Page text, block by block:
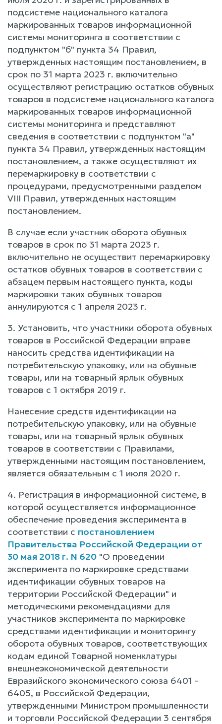
подсистеме национального каталога
маркированных товаров информационной
системы мониторинга в соответствии с
подпунктом "б" пункта 34 Правил,
утвержденных настоящим постановлением, в
срок по 31 марта 2023 г. включительно
осуществляют регистрацию остатков обувных
товаров в подсистеме национального каталога
маркированных товаров информационной
системы мониторинга и представляют
сведения в соответствии с подпунктом "а"
пункта 34 Правил, утвержденных настоящим
постановлением, а также осуществляют их
перемаркировку в соответствии с
процедурами, предусмотренными разделом
VIII Правил, утвержденных настоящим
постановлением.
В случае если участник оборота обувных
товаров в срок по 31 марта 2023 г.
включительно не осуществит перемаркировку
остатков обувных товаров в соответствии с
абзацем первым настоящего пункта, коды
маркировки таких обувных товаров
аннулируются с 1 апреля 2023 г.
3. Установить, что участники оборота обувных
товаров в Российской Федерации вправе
наносить средства идентификации на
потребительскую упаковку, или на обувные
товары, или на товарный ярлык обувных
товаров с 1 октября 2019 г.
Нанесение средств идентификации на
потребительскую упаковку, или на обувные
товары, или на товарный ярлык обувных
товаров в соответствии с Правилами,
утвержденными настоящим постановлением,
является обязательным с 1 июля 2020 г.
4. Регистрация в информационной системе, в
которой осуществляется информационное
обеспечение проведения эксперимента в
соответствии с постановлением
Правительства Российской Федерации от
30 мая 2018 г. N 620 "О проведении
эксперимента по маркировке средствами
идентификации обувных товаров на
территории Российской Федерации" и
методическими рекомендациями для
участников эксперимента по маркировке
средствами идентификации и мониторингу
оборота обувных товаров, соответствующих
кодам единой Товарной номенклатуры
внешнеэкономической деятельности
Евразийского экономического союза 6401 -
6405, в Российской Федерации,
утвержденными Министром промышленности
и торговли Российской Федерации 3 сентября